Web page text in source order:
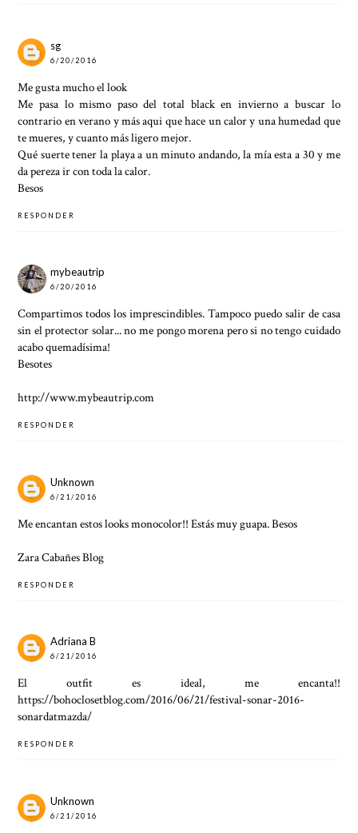
sg
6/20/2016
Me gusta mucho el look
Me pasa lo mismo paso del total black en invierno a buscar lo
contrario en verano y más aqui que hace un calor y una humedad que
te mueres, y cuanto más ligero mejor.
Qué suerte tener la playa a un minuto andando, la mía esta a 30 y me
da pereza ir con toda la calor.
Besos
RESPONDER
mybeautrip
6/20/2016
Compartimos todos los imprescindibles. Tampoco puedo salir de casa
sin el protector solar... no me pongo morena pero si no tengo cuidado
acabo quemadísima!
Besotes
http://www.mybeautrip.com
RESPONDER
Unknown
6/21/2016
Me encantan estos looks monocolor!! Estás muy guapa. Besos
Zara Cabañes Blog
RESPONDER
Adriana B
6/21/2016
El outfit es ideal, me encanta!!
https://bohoclosetblog.com/2016/06/21/festival-sonar-2016-
sonardatmazda/
RESPONDER
Unknown
6/21/2016